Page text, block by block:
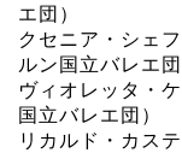
エ団）
クセニア・シェ
ルン国立バレエ団
ヴィオレッタ・
国立バレエ団）
リカルド・カス